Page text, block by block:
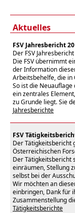
Aktuelles
FSV Jahresbericht
Der FSV
Die FSV übernimmt
der Information
Arbeitsbehelfe, die in
So ist die
ein zentrales
zu Grunde liegt. Sie
Jahresberichte
FSV
Der Tätigkeitsbericht
Österreichischen
Der Tätigkeitsbericht
einräumen, Stellung
selbst bei der
Wir möchten an
einbringen, Dank für
Zusammenstellung
Tätigkeitsberichte